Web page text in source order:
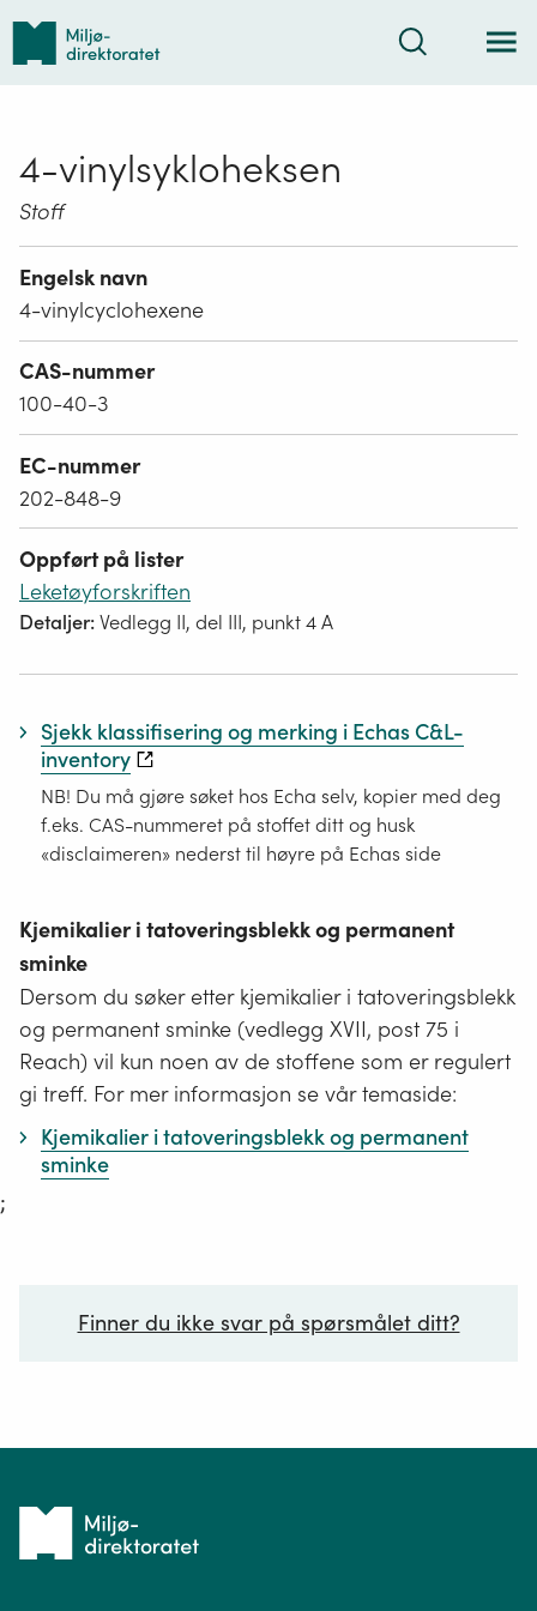
Tilbake
forsiden
Søk
4-vinylsykloheksen
Stoff
Engelsk navn
4-vinylcyclohexene
CAS-nummer
100-40-3
EC-nummer
202-848-9
Oppført på lister
Leketøyforskriften
Detaljer:Vedlegg II, del III, punkt 4 A
Sjekk klassifisering og merking i Echas C&L-
inventory
NB! Du må gjøre søket hos Echa selv, kopier med deg
f.eks. CAS-nummeret på stoffet ditt og husk
«disclaimeren» nederst til høyre på Echas side
Kjemikalier i tatoveringsblekk og permanent
sminke
Dersom du søker etter kjemikalier i tatoveringsblekk
og permanent sminke (vedlegg XVII, post 75 i
Reach) vil kun noen av de stoffene som er regulert
gi treff. For mer informasjon se vår temaside:
Kjemikalier i tatoveringsblekk og permanent
sminke
;
Finner du ikke svar på spørsmålet ditt?
Tilbake